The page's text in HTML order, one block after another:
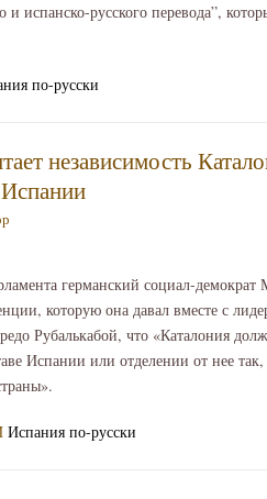
и испанско-русского перевода”,
по-русски
независимость
германский социал-
которую она давал вместе с
Рубалькабой, что «Каталония
Испании или отделении от нее так,
Испания по-русски